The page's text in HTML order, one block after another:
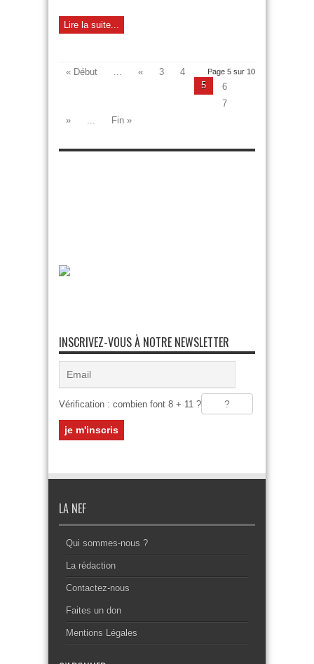
Lire la suite...
Page 5 sur 10
« Début ... « 3
4
5
6
7
»
... Fin »
INSCRIVEZ-VOUS À NOTRE NEWSLETTER
Vérification : combien font 8 + 11 ?
LA NEF
Qui sommes-nous ?
La rédaction
Contactez-nous
Faites un don
Mentions Légales